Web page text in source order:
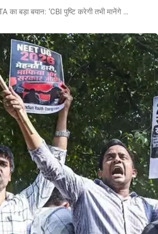
NEET पेपर लीक पर NTA का बड़ा बयान: ‘CBI पुष्टि करेगी तभी मानेंगे लीक’